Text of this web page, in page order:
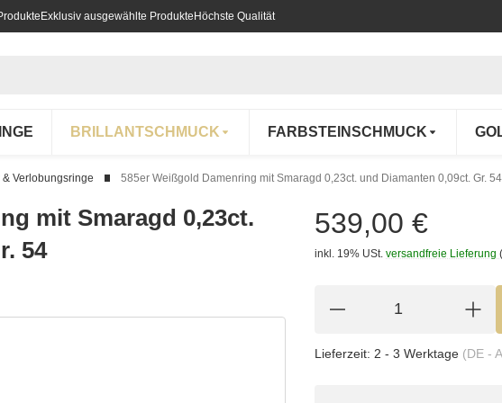
Exklusiv ausgewählte Produkte Höchste Qualität
BRILLANTSCHMUCK FARBSTEINSCHMUCK
& Verlobungsringe 585er Weißgold Damenring mit Smaragd 0,23ct. und Diamanten 0,09ct. Gr. 54
mit Smaragd 0,23ct.
54
539,00 €
inkl. 19% USt. versandfreie Lieferung
Lieferzeit: 2 - 3 Werktage (DE -